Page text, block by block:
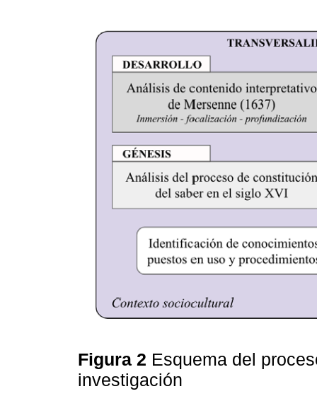
Figura 2 Esquema del
investigación